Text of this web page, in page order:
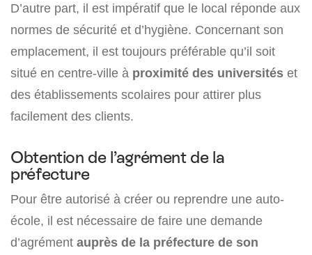
D’autre part, il est impératif que le local réponde aux
normes de sécurité et d’hygiène. Concernant son
emplacement, il est toujours préférable qu’il soit
situé en centre-ville à proximité des universités et
des établissements scolaires pour attirer plus
facilement des clients.
Obtention de l’agrément de la
préfecture
Pour être autorisé à créer ou reprendre une auto-
école, il est nécessaire de faire une demande
d’agrément auprès de la préfecture de son